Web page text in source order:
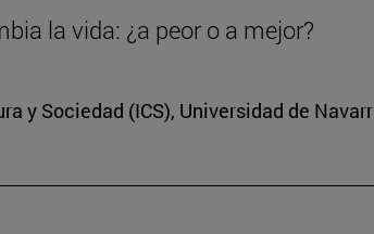
la vida: ¿a peor o a mejor?
y Sociedad (ICS), Universidad de